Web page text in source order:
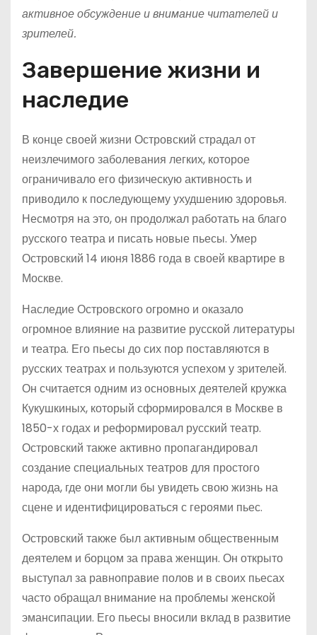
активное обсуждение и внимание читателей и
зрителей.
Завершение жизни и
наследие
В конце своей жизни Островский страдал от
неизлечимого заболевания легких, которое
ограничивало его физическую активность и
приводило к последующему ухудшению здоровья.
Несмотря на это, он продолжал работать на благо
русского театра и писать новые пьесы. Умер
Островский 14 июня 1886 года в своей квартире в
Москве.
Наследие Островского огромно и оказало
огромное влияние на развитие русской литературы
и театра. Его пьесы до сих пор поставляются в
русских театрах и пользуются успехом у зрителей.
Он считается одним из основных деятелей кружка
Кукушкиных, который сформировался в Москве в
1850-х годах и реформировал русский театр.
Островский также активно пропагандировал
создание специальных театров для простого
народа, где они могли бы увидеть свою жизнь на
сцене и идентифицироваться с героями пьес.
Островский также был активным общественным
деятелем и борцом за права женщин. Он открыто
выступал за равноправие полов и в своих пьесах
часто обращал внимание на проблемы женской
эмансипации. Его пьесы вносили вклад в развитие